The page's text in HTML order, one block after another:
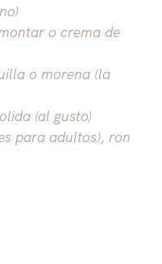
o crema de
o morena (la
(al gusto)
para adultos), ron